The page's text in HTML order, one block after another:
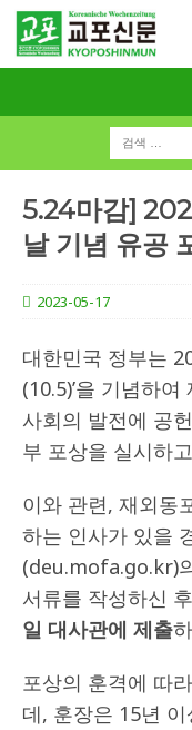
5.24마감]
날 기념 유공
2023-05-17
대한민국 정부는
(10.5)’을 기념하
사회의 발전에 공
부 포상을 실시하
이와 관련, 재외동
하는 인사가 있을
(deu.mofa.go.kr)
서류를 작성하신 후
일 대사관에 제출
포상의 훈격에 따
데, 훈장은 15년